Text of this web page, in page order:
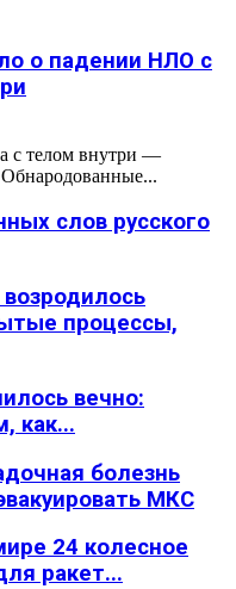
о падении НЛО с
с телом внутри —
слов русского
процессы,
вечно:
как...
болезнь
МКС
24 колесное
ракет...